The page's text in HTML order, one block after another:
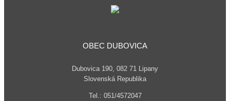
OBEC DUBOVICA
Dubovica 190, 082 71 Lipany
Slovenská Republika
Tel.: 051/4572047